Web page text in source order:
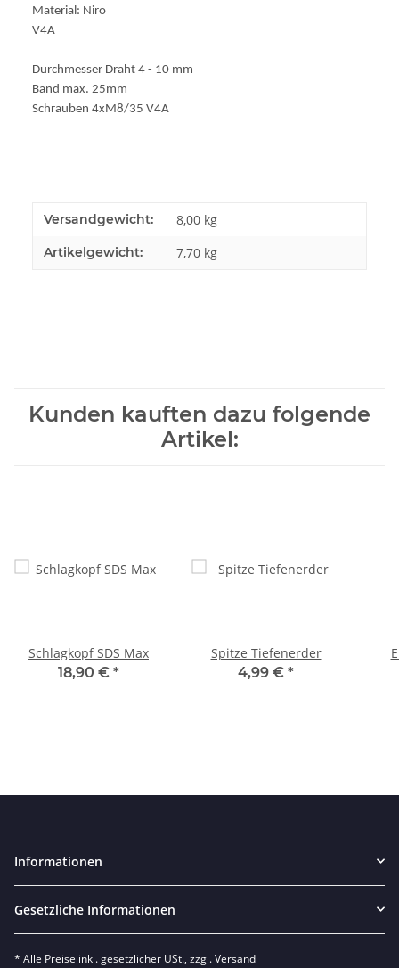
Material: Niro
V4A
Durchmesser Draht 4 - 10 mm
Band max. 25mm
Schrauben 4xM8/35 V4A
Versandgewicht: 8,00 kg
Artikelgewicht: 7,70 kg
Kunden kauften dazu folgende
Artikel:
Schlagkopf SDS Max
18,90 € *
Spitze Tiefenerder
4,99 € *
Informationen
Gesetzliche Informationen
* Alle Preise inkl. gesetzlicher USt., zzgl.Versand